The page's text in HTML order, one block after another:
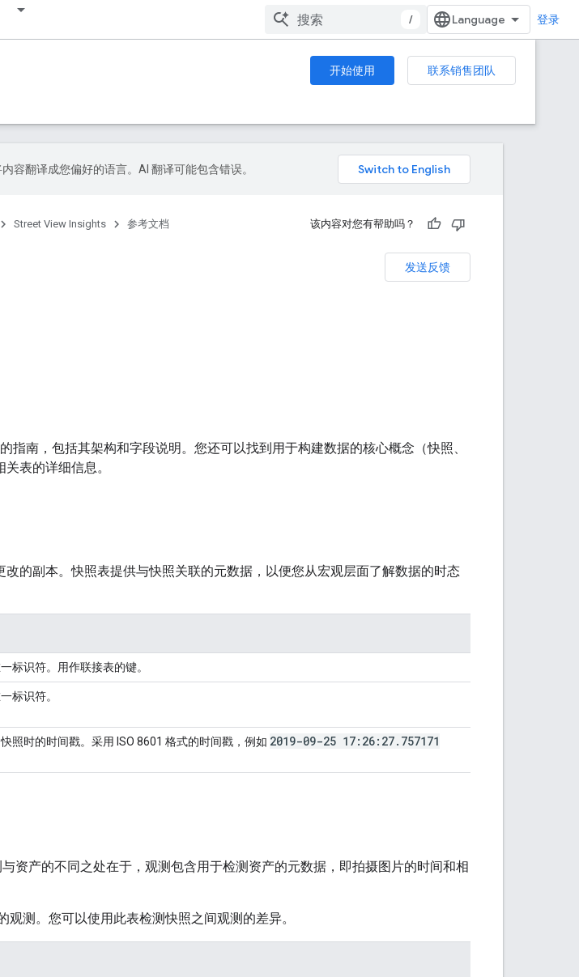
/ 登录
开始使用
联系销售团队
容翻译成您偏好的语言。AI 翻译可能包含错误。
Street View Insights 参考文档 该内容对您有帮助吗？
发送反馈
指南，包括其架构和字段说明。您还可以找到用于构建数据的核心概念（快照、
表的详细信息。
改的副本。快照表提供与快照关联的元数据，以便您从宏观层面了解数据的时态
标识符。用作联接表的键。
标识符。
照时的时间戳。采用 ISO 8601 格式的时间戳，例如 2019-09-25 17:26:27. 757171
与资产的不同之处在于，观测包含用于检测资产的元数据，即拍摄图片的时间和相
观测。您可以使用此表检测快照之间观测的差异。